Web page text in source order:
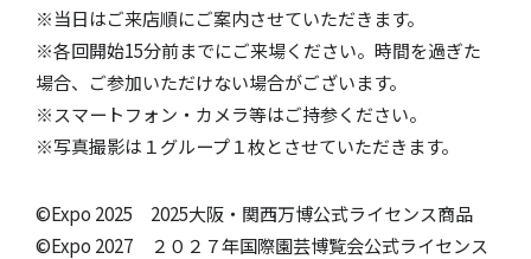
※当日はご来店順にご案内させていただきます。
※各回開始15分前までにご来場ください。時間を過ぎた
場合、ご参加いただけない場合がございます。
※スマートフォン・カメラ等はご持参ください。
※写真撮影は１グループ１枚とさせていただきます。
©Expo 2025 2025大阪・関西万博公式ライセンス商品
©Expo 2027 ２０２７年国際園芸博覧会公式ライセンス